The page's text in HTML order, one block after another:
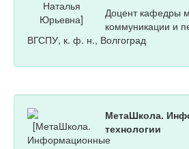
Доцент кафедры
коммуникации и
ВГСПУ, к. ф. н., Волгоград
МетаШкола.
технологии